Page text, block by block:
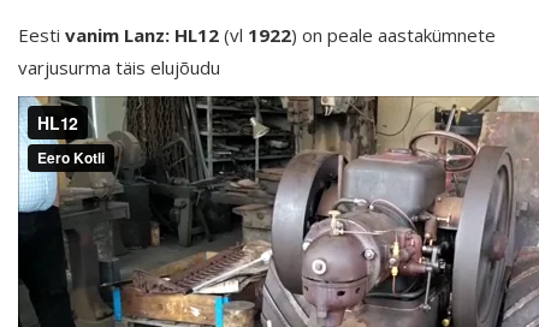
Eesti vanim Lanz: HL12 (vl 1922) on peale aastakümnete
varjusurma täis elujõudu